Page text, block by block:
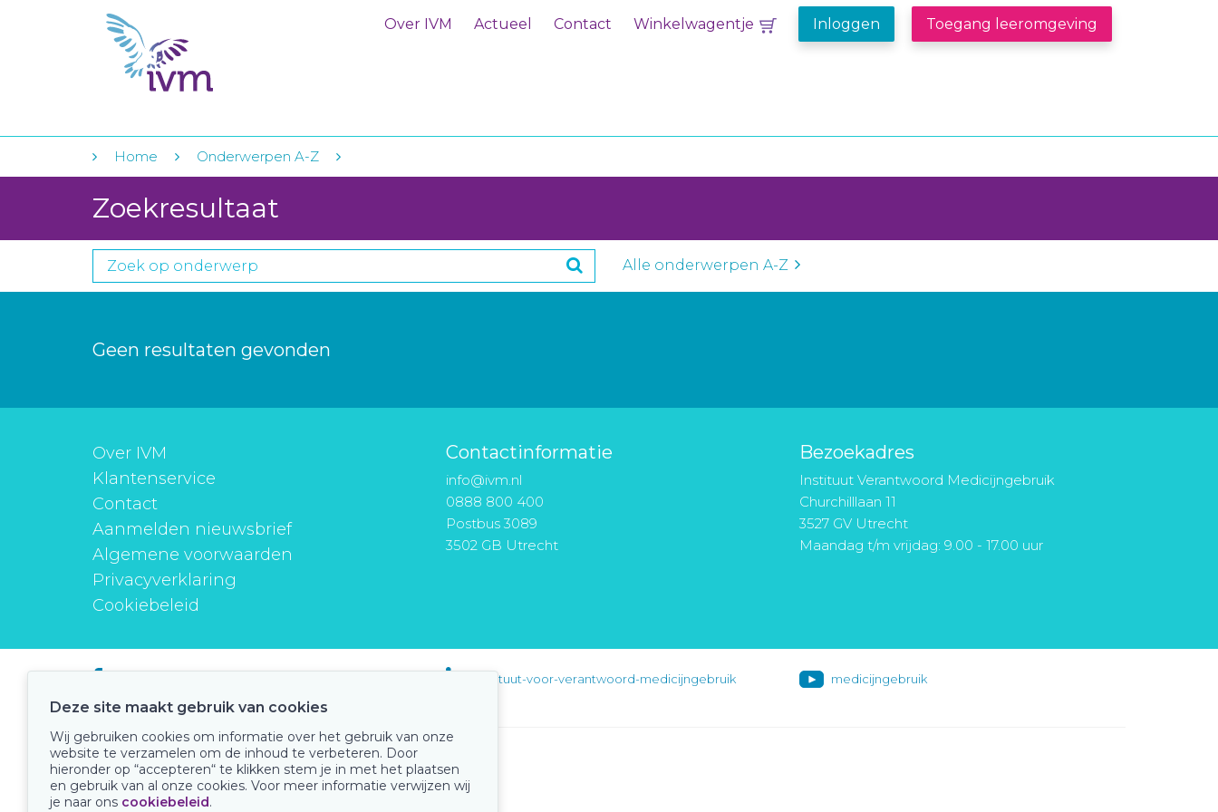
Over IVM Actueel Contact Winkelwagentje Inloggen Toegang leeromgeving
Home Onderwerpen A-Z
Zoekresultaat
Alle onderwerpen A-Z
Geen resultaten gevonden
Over IVM
Klantenservice
Contact
Aanmelden nieuwsbrief
Algemene voorwaarden
Privacyverklaring
Cookiebeleid
Contactinformatie
info@ivm.nl
0888 800 400
Postbus 3089
3502 GB Utrecht
Bezoekadres
Instituut Verantwoord Medicijngebruik
Churchilllaan 11
3527 GV Utrecht
Maandag t/m vrijdag: 9.00 - 17.00 uur
instituut-voor-verantwoord-medicijngebruik medicijngebruik
Onze keurmerken
Deze site maakt gebruik van cookies
Wij gebruiken cookies om informatie over het gebruik van onze
website te verzamelen om de inhoud te verbeteren. Door
hieronder op “accepteren“ te klikken stem je in met het plaatsen
en gebruik van al onze cookies. Voor meer informatie verwijzen wij
je naar ons cookiebeleid.